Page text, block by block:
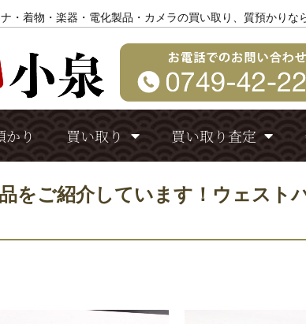
・着物・楽器・電化製品・カメラの買い取り、質預かりな
かり 買い取り 買い取り査定
をご紹介しています！ウェスト